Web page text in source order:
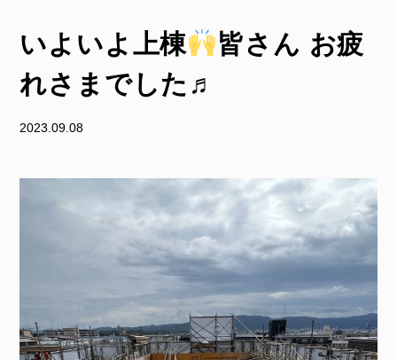
いよいよ上棟
皆さん お疲
れさまでした♬
2023.09.08